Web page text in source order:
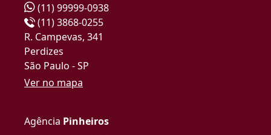
(11) 99999-0938
(11) 3868-0255
R. Campevas, 341
Perdizes
São Paulo - SP
Ver no mapa
Agência Pinheiros